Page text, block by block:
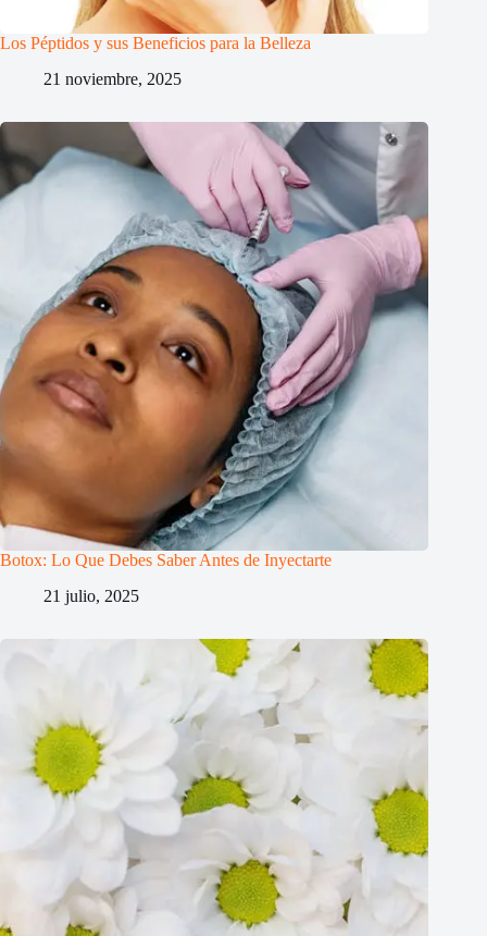
Los Péptidos y sus Beneficios para la Belleza
21 noviembre, 2025
Botox: Lo Que Debes Saber Antes de Inyectarte
21 julio, 2025